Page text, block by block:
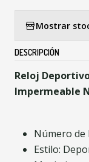
Mostrar
DESCRIPCIÓN
Reloj
Impermeable
Número de
Estilo: